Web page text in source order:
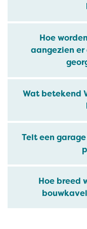
Hoe
aangezien
Wat betekend
Telt een
Hoe breed